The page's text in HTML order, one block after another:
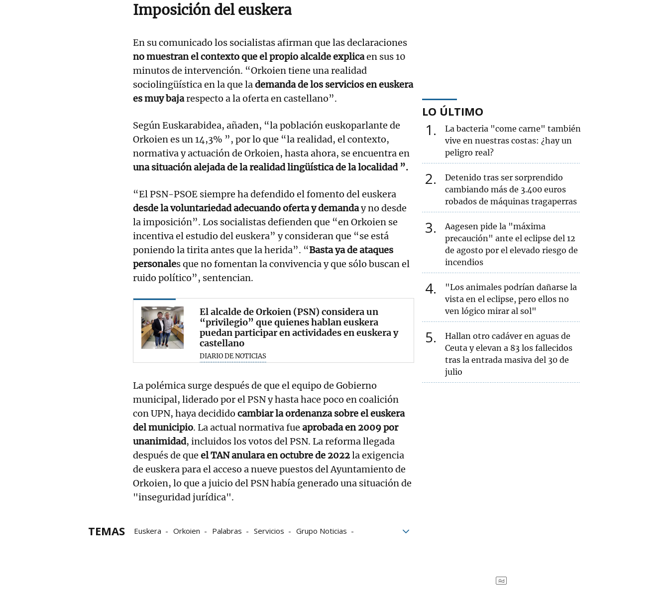
Imposición del euskera
En su comunicado los socialistas afirman que las declaraciones
no muestran el contexto que el propio alcalde explicaen sus 10
minutos de intervención. “Orkoien tiene una realidad
sociolingüística en la que lademanda de los servicios en euskera
es muy bajarespecto a la oferta en castellano”.
Según Euskarabidea, añaden, “la población euskoparlante de
Orkoien es un 14,3% ”, por lo que “la realidad, el contexto,
normativa y actuación de Orkoien, hasta ahora, se encuentra en
una situación alejada de la realidad lingüística de la localidad ”.
“El PSN-PSOE siempre ha defendido el fomento del euskera
desde la voluntariedad adecuando oferta y demanday no desde
la imposición”. Los socialistas defienden que “en Orkoien se
incentiva el estudio del euskera” y consideran que “se está
poniendo la tirita antes que la herida”. “Basta ya de ataques
personales que no fomentan la convivencia y que sólo buscan el
ruido político”, sentencian.
El alcalde de Orkoien (PSN) considera un
“privilegio” que quienes hablan euskera
puedan participar en actividades en euskera y
castellano
DIARIO DE NOTICIAS
La polémica surge después de que el equipo de Gobierno
municipal, liderado por el PSN y hasta hace poco en coalición
con UPN, haya decidido cambiar la ordenanza sobre el euskera
del municipio. La actual normativa fue aprobada en 2009 por
unanimidad, incluidos los votos del PSN. La reforma llegada
después de que el TAN anulara en octubre de 2022la exigencia
de euskera para el acceso a nueve puestos del Ayuntamiento de
Orkoien, lo que a juicio del PSN había generado una situación de
"inseguridad jurídica".
TEMAS Euskera Orkoien Palabras Servicios
Grupo Noticias
LO ÚLTIMO
1
La bacteria "come carne" también
vive en nuestras costas: ¿hay un
peligro real?
2
Detenido tras ser sorprendido
cambiando más de 3.400 euros
robados de máquinas tragaperras
3
Aagesen pide la "máxima
precaución" ante el eclipse del 12
de agosto por el elevado riesgo de
incendios
4
"Los animales podrían dañarse la
vista en el eclipse, pero ellos no
ven lógico mirar al sol"
5
Hallan otro cadáver en aguas de
Ceuta y elevan a 83 los fallecidos
tras la entrada masiva del 30 de
julio